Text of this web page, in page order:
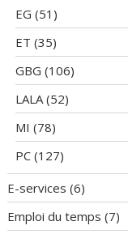
EG (51)
ET (35)
GBG (106)
LALA(52)
MI (78)
PC (127)
E-services (6)
Emploi du temps (7)